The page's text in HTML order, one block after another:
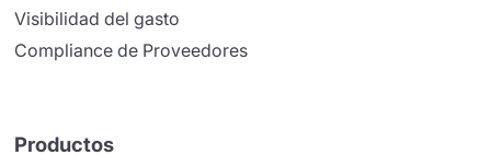
Visibilidad del gasto
Compliance de Proveedores
Productos